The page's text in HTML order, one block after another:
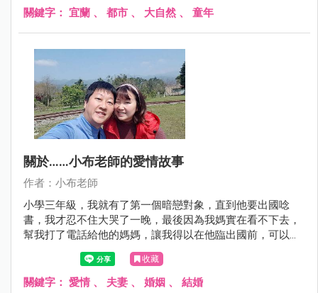
關鍵字： 宜蘭 、 都市 、 大自然 、 童年
關於……小布老師的愛情故事
作者：小布老師
小學三年級，我就有了第一個暗戀對象，直到他要出國唸
書，我才忍不住大哭了一晚，最後因為我媽實在看不下去，
幫我打了電話給他的媽媽，讓我得以在他臨出國前，可以跟
他一起吃一次午餐！這是我第一次的告白。
收藏
關鍵字： 愛情 、 夫妻 、 婚姻 、 結婚